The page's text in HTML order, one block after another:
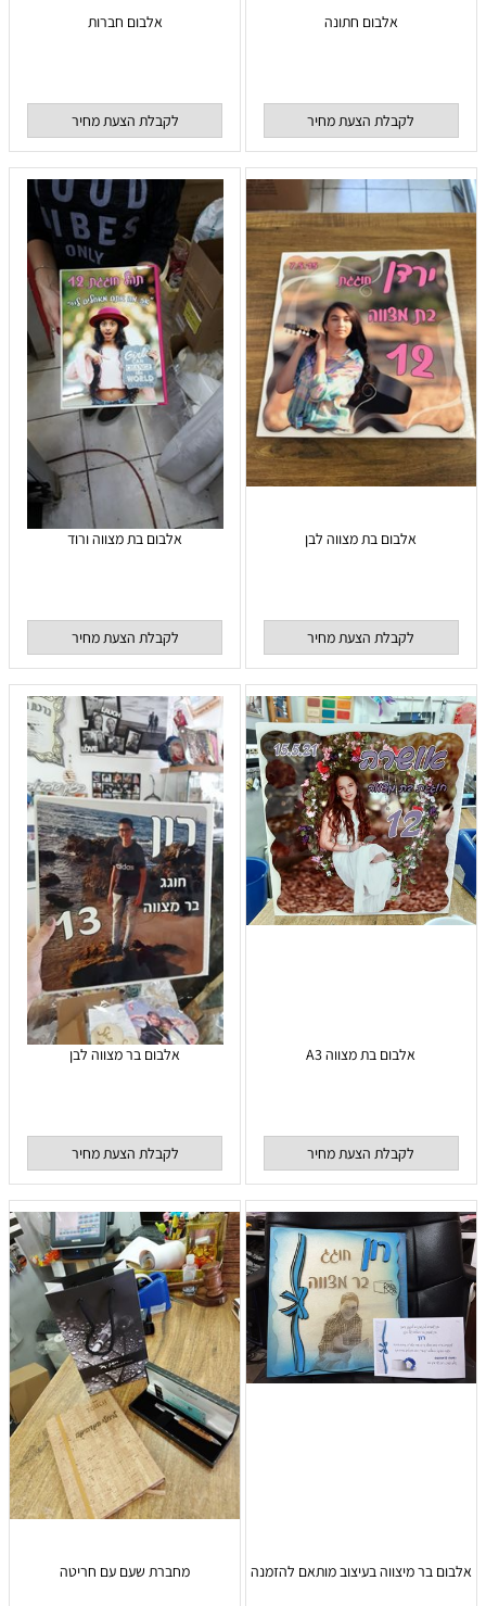
אלבום חתונה
לקבלת הצעת מחיר
אלבום חברות
לקבלת הצעת מחיר
אלבום בת מצווה לבן
לקבלת הצעת מחיר
אלבום בת מצווה ורוד
לקבלת הצעת מחיר
אלבום בת מצווה A3
לקבלת הצעת מחיר
אלבום בר מצווה לבן
לקבלת הצעת מחיר
אלבום בר מיצווה בעיצוב מותאם להזמנה מחברת שעם עם חריטה